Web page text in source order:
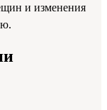
и изменения